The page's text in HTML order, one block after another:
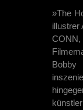
»The
illustrer
Bobby